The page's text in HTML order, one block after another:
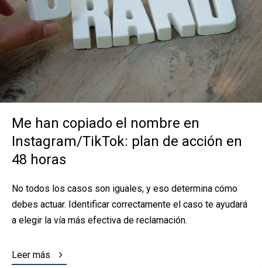
Me han copiado el nombre en
Instagram/TikTok: plan de acción en
48 horas
No todos los casos son iguales, y eso determina cómo
debes actuar. Identificar correctamente el caso te ayudará
a elegir la vía más efectiva de reclamación.
Leer más 